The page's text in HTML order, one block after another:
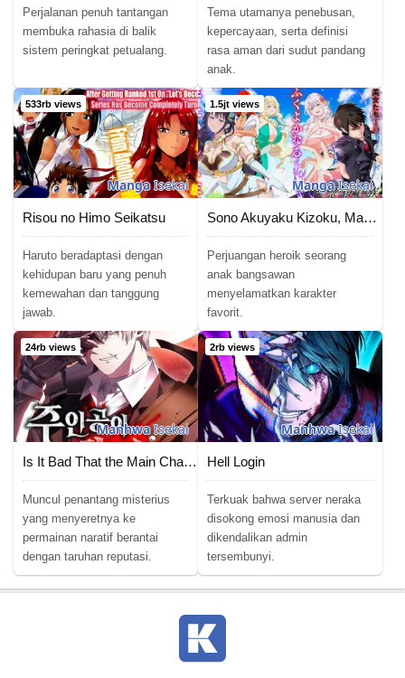
Perjalanan penuh tantangan
membuka rahasia di balik
sistem peringkat petualang.
Tema utamanya penebusan,
kepercayaan, serta definisi
rasa aman dari sudut pandang
anak.
533rb views
MangaIsekai
Risou no Himo Seikatsu
Haruto beradaptasi dengan
kehidupan baru yang penuh
kemewahan dan tanggung
jawab.
1.5jt views
MangaIsekai
Sono Akuyaku Kizoku, Mama Heroine ga Suki Sugiru ~Shinshi na Doryoku de Saikyou to Nari Fuguu na Oshi Chara Tasukemakuru~
Perjuangan heroik seorang
anak bangsawan
menyelamatkan karakter
favorit.
24rb views
ManhwaIsekai
Is It Bad That the Main Character’s a Roleplayer?
Muncul penantang misterius
yang menyeretnya ke
permainan naratif berantai
dengan taruhan reputasi.
2rb views
ManhwaIsekai
Hell Login
Terkuak bahwa server neraka
disokong emosi manusia dan
dikendalikan admin
tersembunyi.